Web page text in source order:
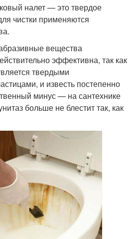
налет — это твердое
чистки применяются
вещества
эффективна, так как
твердыми
и известь постепенно
минус — на сантехнике
больше не блестит так, как